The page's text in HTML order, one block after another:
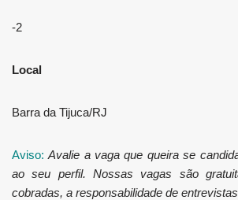
-2
Local
Barra da Tijuca/RJ
Aviso: Avalie a vaga que queira se
ao seu perfil. Nossas vagas são
cobradas, a responsabilidade de